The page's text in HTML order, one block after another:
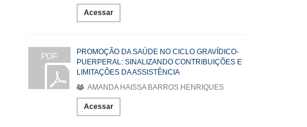
Acessar
PDF
PROMOÇÃO DA SAÚDE NO CICLO GRAVÍDICO-
PUERPERAL: SINALIZANDO CONTRIBUIÇÕES E
LIMITAÇÕES DA ASSISTÊNCIA
AMANDA HAISSA BARROS HENRIQUES
Acessar